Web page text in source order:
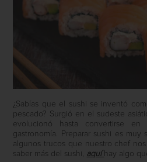
¿Sabías que el sushi se inventó
pescado? Surgió en el sudeste
evolucionó hasta convertirse
gastronomía. Preparar sushi es
algunos trucos que nuestro chef
saber más del sushi, aquí hay algo